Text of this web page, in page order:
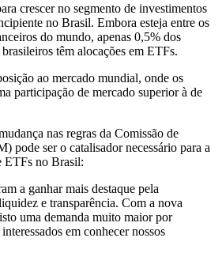
crescer no segmento de investimentos
no Brasil. Embora esteja entre os
do mundo, apenas 0,5% dos
têm alocações em ETFs.
ao mercado mundial, onde os
participação de mercado superior à de
nas regras da Comissão de
pode ser o catalisador necessário para a
ETFs no Brasil:
a ganhar mais destaque pela
e transparência. Com a nova
uma demanda muito maior por
em conhecer nossos